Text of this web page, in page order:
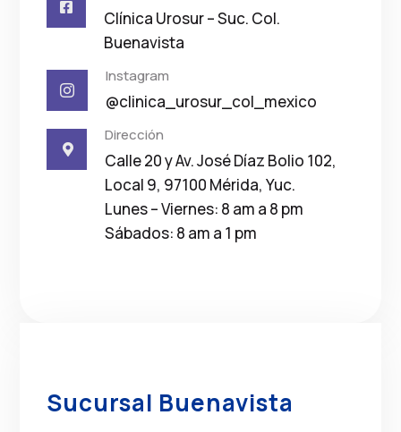

Clínica Urosur – Suc. Col.
Buenavista

Instagram
@clinica_urosur_col_mexico

Dirección
Calle 20 y Av. José Díaz Bolio 102,
Local 9, 97100 Mérida, Yuc.
Lunes – Viernes: 8 am a 8 pm
Sábados: 8 am a 1 pm
Sucursal Buenavista